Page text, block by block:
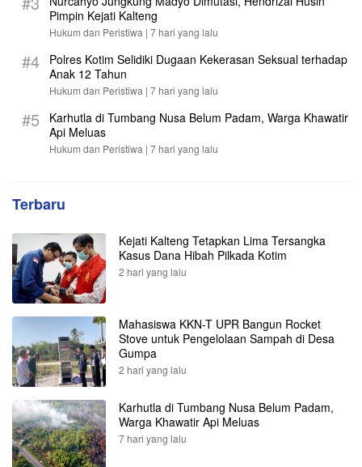
Pimpin Kejati Kalteng
Hukum dan Peristiwa | 7 hari yang lalu
#4
Polres Kotim Selidiki Dugaan Kekerasan Seksual terhadap
Anak 12 Tahun
Hukum dan Peristiwa | 7 hari yang lalu
#5
Karhutla di Tumbang Nusa Belum Padam, Warga Khawatir
Api Meluas
Hukum dan Peristiwa | 7 hari yang lalu
Terbaru
Kejati Kalteng Tetapkan Lima Tersangka
Kasus Dana Hibah Pilkada Kotim
2 hari yang lalu
Mahasiswa KKN-T UPR Bangun Rocket
Stove untuk Pengelolaan Sampah di Desa
Gumpa
2 hari yang lalu
Karhutla di Tumbang Nusa Belum Padam,
Warga Khawatir Api Meluas
7 hari yang lalu